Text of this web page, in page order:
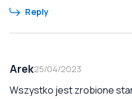
Reply
Arek25/04/2023
Wszystko jest zrobione